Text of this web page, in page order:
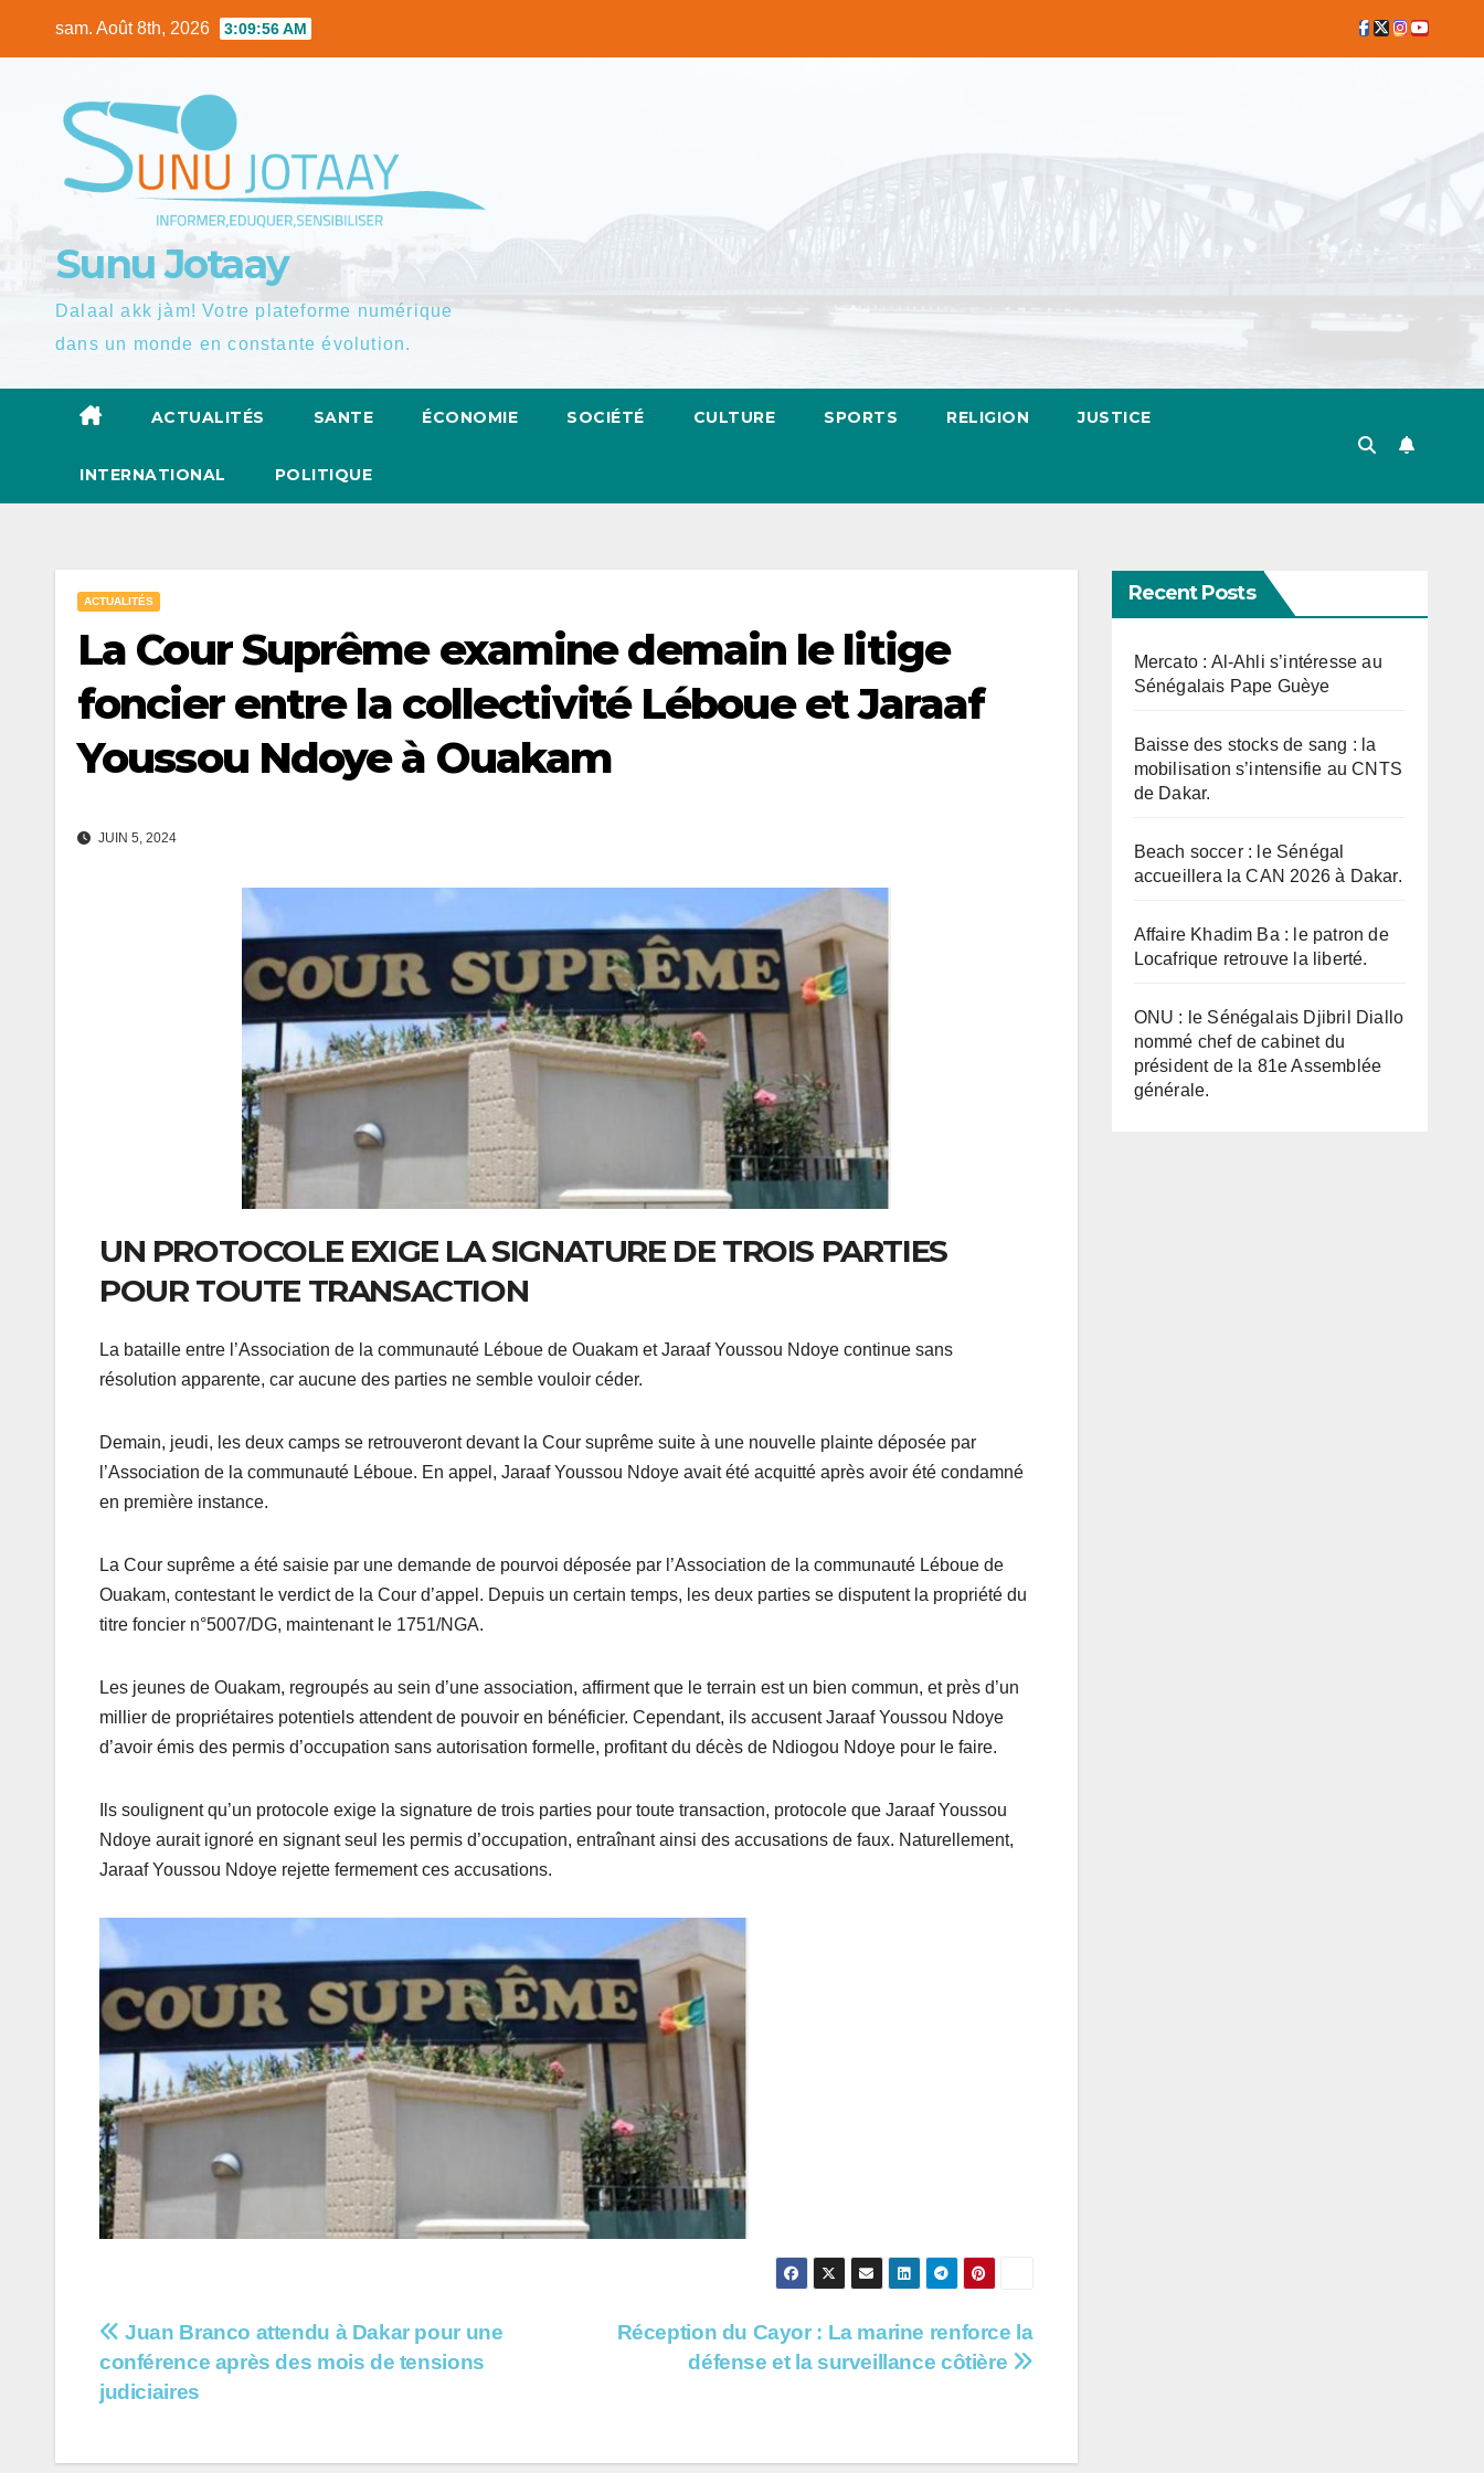
sam. Août 8th, 2026 3:09:58 AM
Sunu Jotaay
Dalaal akk jàm! Votre plateforme numérique
dans un monde en constante évolution.
ACTUALITÉS SANTE ÉCONOMIE SOCIÉTÉ CULTURE SPORTS RELIGION JUSTICE
INTERNATIONAL POLITIQUE
ACTUALITÉS
La Cour Suprême examine demain le litige
foncier entre la collectivité Léboue et Jaraaf
Youssou Ndoye à Ouakam
JUIN 5, 2024
UN PROTOCOLE EXIGE LA SIGNATURE DE TROIS PARTIES
POUR TOUTE TRANSACTION
La bataille entre l’Association de la communauté Léboue de Ouakam et Jaraaf Youssou Ndoye continue sans
résolution apparente, car aucune des parties ne semble vouloir céder.
Demain, jeudi, les deux camps se retrouveront devant la Cour suprême suite à une nouvelle plainte déposée par
l’Association de la communauté Léboue. En appel, Jaraaf Youssou Ndoye avait été acquitté après avoir été condamné
en première instance.
La Cour suprême a été saisie par une demande de pourvoi déposée par l’Association de la communauté Léboue de
Ouakam, contestant le verdict de la Cour d’appel. Depuis un certain temps, les deux parties se disputent la propriété du
titre foncier n°5007/DG, maintenant le 1751/NGA.
Les jeunes de Ouakam, regroupés au sein d’une association, affirment que le terrain est un bien commun, et près d’un
millier de propriétaires potentiels attendent de pouvoir en bénéficier. Cependant, ils accusent Jaraaf Youssou Ndoye
d’avoir émis des permis d’occupation sans autorisation formelle, profitant du décès de Ndiogou Ndoye pour le faire.
Ils soulignent qu’un protocole exige la signature de trois parties pour toute transaction, protocole que Jaraaf Youssou
Ndoye aurait ignoré en signant seul les permis d’occupation, entraînant ainsi des accusations de faux. Naturellement,
Jaraaf Youssou Ndoye rejette fermement ces accusations.
Navigation
de
Réception du Cayor : La marine renforce la
défense et la surveillance côtière
Juan Branco attendu à Dakar pour une
conférence après des mois de tensions
judiciaires
Recent Posts
Mercato : Al-Ahli s’intéresse au
Sénégalais Pape Guèye
Baisse des stocks de sang : la
mobilisation s’intensifie au CNTS
de Dakar.
Beach soccer : le Sénégal
accueillera la CAN 2026 à Dakar.
Affaire Khadim Ba : le patron de
Locafrique retrouve la liberté.
ONU : le Sénégalais Djibril Diallo
nommé chef de cabinet du
président de la 81e Assemblée
générale.